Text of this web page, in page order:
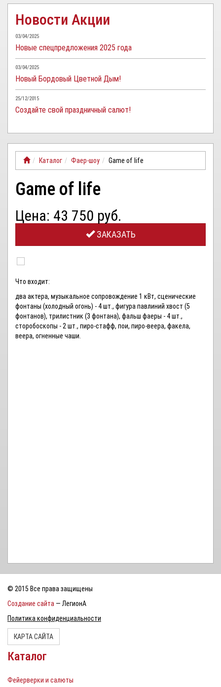
Новости Акции
03/04/2025
Новые спецпредложения 2025 года
03/04/2025
Новый Бордовый Цветной Дым!
25/12/2015
Создайте свой праздничный салют!
Каталог Фаер-шоу Game of life
Game of life
Цена: 43 750 руб.
ЗАКАЗАТЬ
Что входит:
два актера, музыкальное сопровождение 1 кВт, сценические
фонтаны (холодный огонь) - 4 шт., фигура павлиний хвост (5
фонтанов), трилистник (3 фонтана), фальш фаеры - 4 шт.,
сторобоскопы - 2 шт., пиро-стафф, пои, пиро-веера, факела,
веера, огненные чаши.
© 2015 Все права защищены
Создание сайта — ЛегионА
Политика конфиденциальности
КАРТА САЙТА
Каталог
Фейерверки и салюты